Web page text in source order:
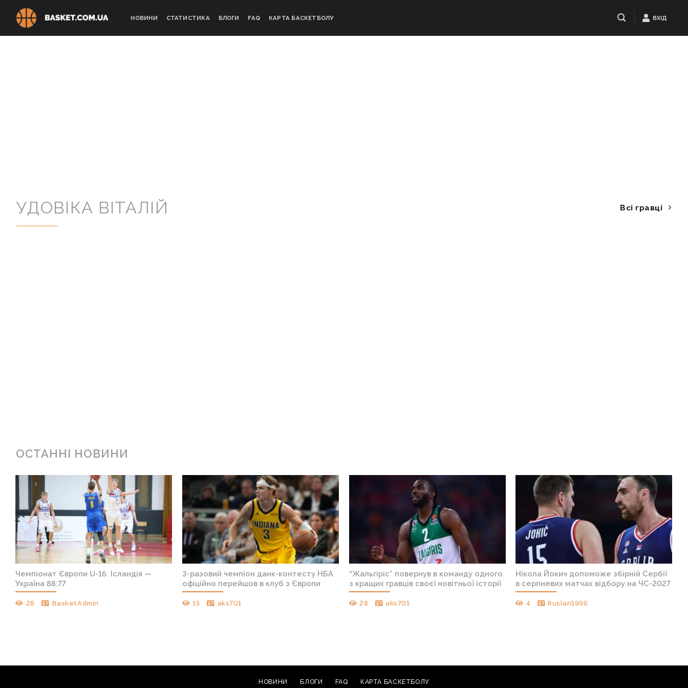
НОВИНИ СТАТИСТИКА БЛОГИ FAQ КАРТА БАСКЕТБОЛУ ВХІД
УДОВІКА ВІТАЛІЙ Всі гравці
ОСТАННІ НОВИНИ
Чемпіонат Європи U-16. Ісландія —
Україна 88:77
28 BasketAdmin
3-разовий чемпіон данк-контесту НБА
офіційно перейшов в клуб з Європи
15 aks701
“Жальгіріс” повернув в команду одного
з кращих гравців своєї новітньої історії
28 aks701
Нікола Йокич допоможе збірній Сербії
в серпневих матчах відбору на ЧС-2027
4 Ruslan1996
НОВИНИ БЛОГИ FAQ КАРТА БАСКЕТБОЛУ